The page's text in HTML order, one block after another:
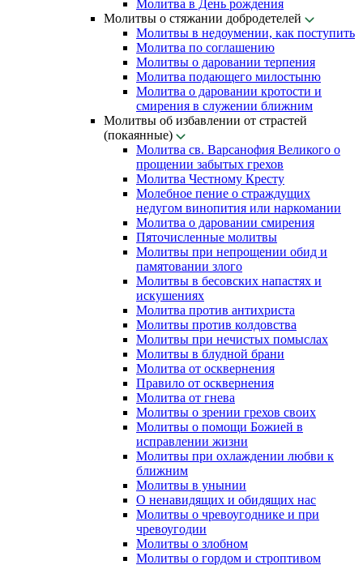
Молитва в День рождения
Молитвы о стяжании добродетелей
Молитвы в недоумении, как поступить
Молитва по соглашению
Молитвы о даровании терпения
Молитва подающего милостыню
Молитва о даровании кротости и
смирения в служении ближним
Молитвы об избавлении от страстей
(покаянные)
Молитва св. Варсанофия Великого о
прощении забытых грехов
Молитва Честному Кресту
Молебное пение о страждущих
недугом винопития или наркомании
Молитва о даровании смирения
Пяточисленные молитвы
Молитвы при непрощении обид и
памятовании злого
Молитвы в бесовских напастях и
искушениях
Молитва против антихриста
Молитвы против колдовства
Молитвы при нечистых помыслах
Молитвы в блудной брани
Молитва от осквернения
Правило от осквернения
Молитва от гнева
Молитвы о зрении грехов своих
Молитвы о помощи Божией в
исправлении жизни
Молитвы при охлаждении любви к
ближним
Молитвы в унынии
О ненавидящих и обидящих нас
Молитвы о чревоугоднике и при
чревоугодии
Молитвы о злобном
Молитвы о гордом и строптивом